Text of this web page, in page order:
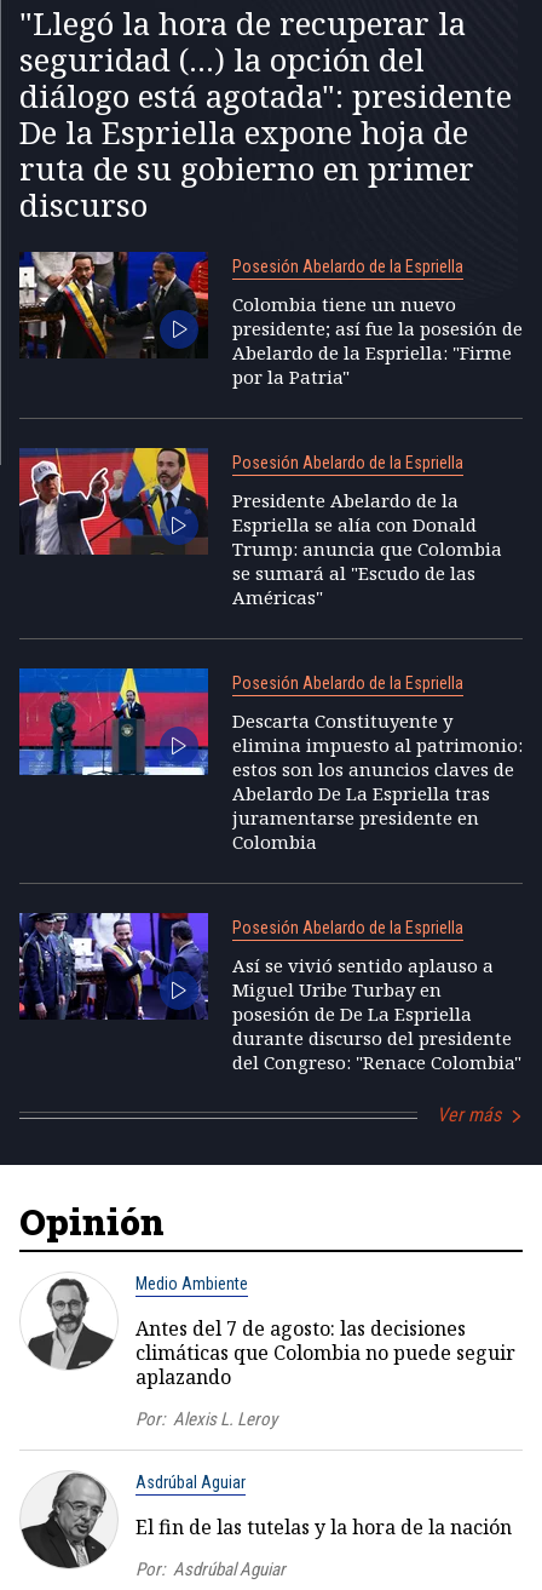
"Llegó la hora de recuperar la
seguridad (...) la opción del
diálogo está agotada": presidente
De la Espriella expone hoja de
ruta de su gobierno en primer
discurso
Posesión Abelardo de la Espriella
Colombia tiene un nuevo
presidente; así fue la posesión de
Abelardo de la Espriella: "Firme
por la Patria"
Posesión Abelardo de la Espriella
Presidente Abelardo de la
Espriella se alía con Donald
Trump: anuncia que Colombia
se sumará al "Escudo de las
Américas"
Posesión Abelardo de la Espriella
Descarta Constituyente y
elimina impuesto al patrimonio:
estos son los anuncios claves de
Abelardo De La Espriella tras
juramentarse presidente en
Colombia
Posesión Abelardo de la Espriella
Así se vivió sentido aplauso a
Miguel Uribe Turbay en
posesión de De La Espriella
durante discurso del presidente
del Congreso: "Renace Colombia"
Ver más
Opinión
Medio Ambiente
Antes del 7 de agosto: las decisiones
climáticas que Colombia no puede seguir
aplazando
Por: Alexis L. Leroy
Asdrúbal Aguiar
El fin de las tutelas y la hora de la nación
Por: Asdrúbal Aguiar